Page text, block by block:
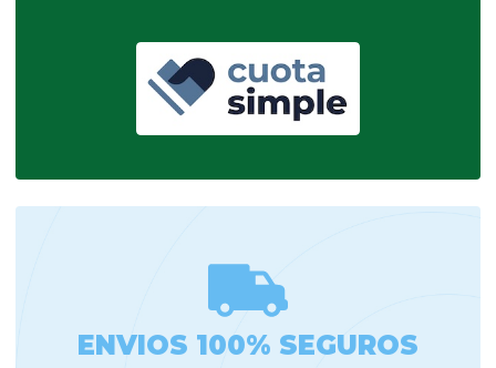
ENVIOS 100% SEGUROS